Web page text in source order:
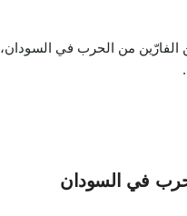
الفارّين من الحرب في السودان،